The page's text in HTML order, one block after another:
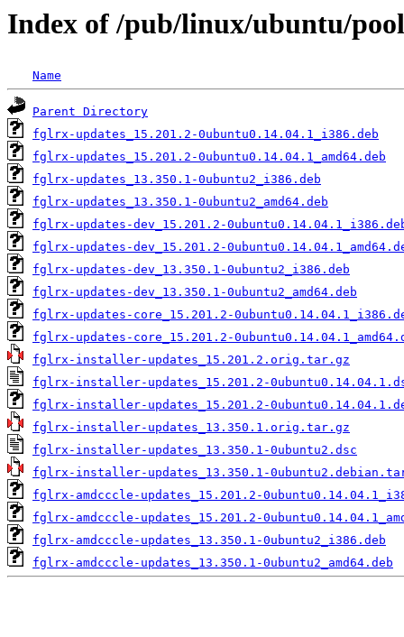
Index of /pub/linux/ubuntu/
Name
Parent Directory
fglrx-updates_15.201.2-0ubuntu0.14.04.1_i386.deb
fglrx-updates_15.201.2-0ubuntu0.14.04.1_amd64.deb
fglrx-updates_13.350.1-0ubuntu2_i386.deb
fglrx-updates_13.350.1-0ubuntu2_amd64.deb
fglrx-updates-dev_15.201.2-
fglrx-updates-dev_15.201.2-
fglrx-updates-dev_13.350.1-0ubuntu2_i386.deb
fglrx-updates-dev_13.350.1-0ubuntu2_amd64.deb
fglrx-updates-core_15.201.2-
fglrx-updates-core_15.201.2-
fglrx-installer-updates_15.201.2.orig.tar.gz
fglrx-installer-updates_15.201.2-
fglrx-installer-updates_15.201.2-
fglrx-installer-updates_13.350.1.orig.tar.gz
fglrx-installer-updates_13.350.1-0ubuntu2.dsc
fglrx-installer-updates_13.350.1-
fglrx-amdcccle-updates_15.201.2-
fglrx-amdcccle-updates_15.201.2-
fglrx-amdcccle-updates_13.350.1-0ubuntu2_i386.deb
fglrx-amdcccle-updates_13.350.1-0ubuntu2_amd64.deb